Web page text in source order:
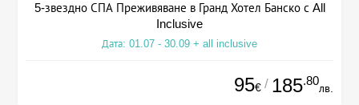
5-звездно СПА Преживяване в Гранд Хотел Банско с All
Inclusive
Дата: 01.07 - 30.09 + all inclusive
95€ / 185.80
лв.